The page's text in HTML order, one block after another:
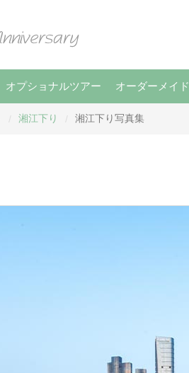
オプショナルツアー オーダーメイド
湘江下り 湘江下り写真集